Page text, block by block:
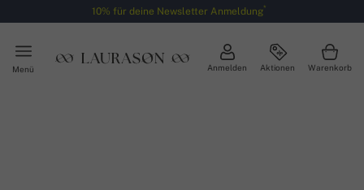
10% für deine Newsletter Anmeldung*
Menü Anmelden Aktionen Warenkorb